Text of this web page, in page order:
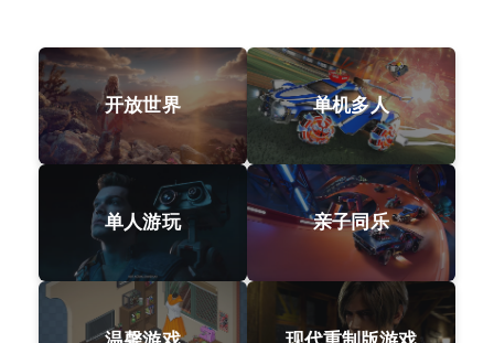
开放世界 单机多人
单人游玩 亲子同乐